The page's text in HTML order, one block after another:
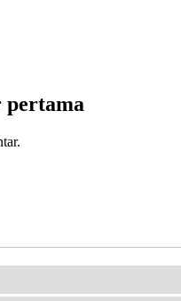
pertama